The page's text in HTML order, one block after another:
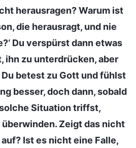
herausragen? Warum ist
die herausragt, und nie
Du verspürst dann etwas
ihn zu unterdrücken, aber
betest zu Gott und fühlst
besser, doch dann, sobald
Situation triffst,
Zeigt das nicht
Ist es nicht eine Falle,